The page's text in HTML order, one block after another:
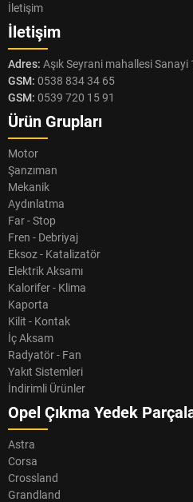
İletişim
İletişim
Adres: Aşık Seyrani mahallesi
GSM: 0538 834 34 65
GSM: 0539 720 15 91
Ürün Grupları
Motor
Şanzıman
Mekanik
Aydınlatma
Far - Stop
Fren - Debriyaj
Eksoz - Katalizatör
Elektrik Aksamı
Kalorifer - Klima
Kaporta
Kilit - Kontak
İç Aksam
Radyatör - Fan
Yakıt Sistemleri
İndirimli Ürünler
Opel Çıkma Yedek
Astra
Corsa
Crossland
Grandland